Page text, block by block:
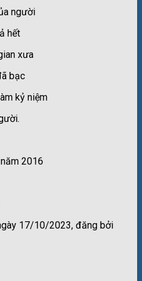
người
hết
xưa
bạc
kỷ niệm
2016
17/10/2023, đăng bởi